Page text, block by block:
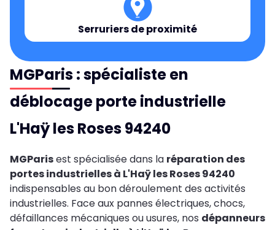
Serruriers de proximité
MGParis : spécialiste en
déblocage porte industrielle
L'Haÿ les Roses 94240
MGParisest spécialisée dans la réparation des
portes industrielles à L'Haÿ les Roses 94240
indispensables au bon déroulement des activités
industrielles. Face aux pannes électriques, chocs,
défaillances mécaniques ou usures, nos dépanneurs